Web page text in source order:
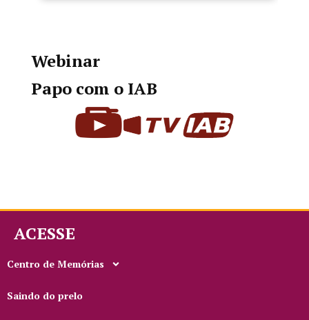
Webinar
Papo com o IAB
ACESSE
Centro de Memórias
Saindo do prelo